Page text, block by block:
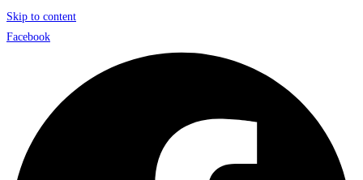
Skip to content
Facebook